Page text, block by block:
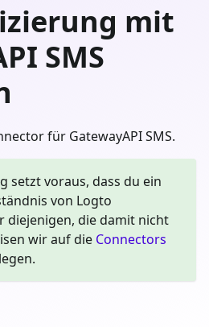
mit
SMS
für GatewayAPI SMS.
setzt voraus, dass du ein
von Logto
diejenigen, die damit nicht
wir auf die Connectors